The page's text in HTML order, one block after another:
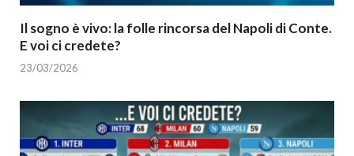
Il sogno è vivo: la folle rincorsa del Napoli di Conte.
E voi ci credete?
23/03/2026